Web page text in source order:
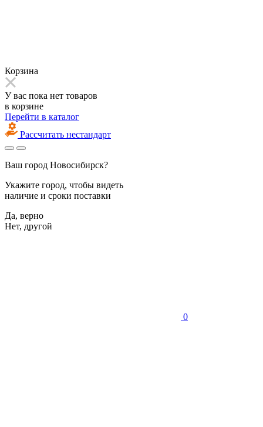
Корзина
У вас пока нет товаров
в корзине
Перейти в каталог
Рассчитать нестандарт
Ваш город Новосибирск?
Укажите город, чтобы видеть
наличие и сроки поставки
Да, верно
Нет, другой
0